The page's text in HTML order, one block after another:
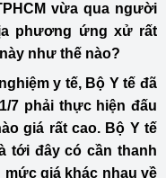
vừa qua người
phương ứng xử rất
như thế nào?
y tế, Bộ Y tế đã
7 phải thực hiện đấu
giá rất cao. Bộ Y tế
tới đây có cần thanh
mức giá khác nhau về